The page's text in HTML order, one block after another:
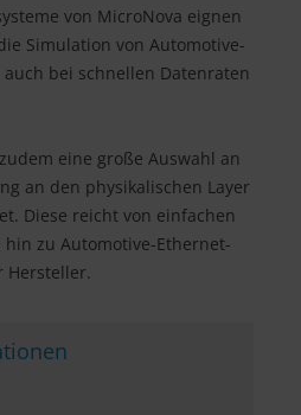
von MicroNova eignen
Simulation von Automotive-
bei schnellen Datenraten
eine große Auswahl an
an den physikalischen Layer
Diese reicht von einfachen
zu Automotive-Ethernet-
Hersteller.